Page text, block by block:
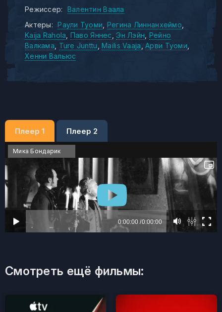
Режиссер:
Валентин Ваала
Актеры:
Раули Туоми Регина Линнанхеймо
Kaija Rahola Паво Яннес Эн Лэйн Рейно
Валкама
Ture Junttu Mailis Vaaja Арви Туоми
Хенни Вальюс
Плеер 1 Плеер 2
Мика Бондарик
Смотреть ещё фильмы: